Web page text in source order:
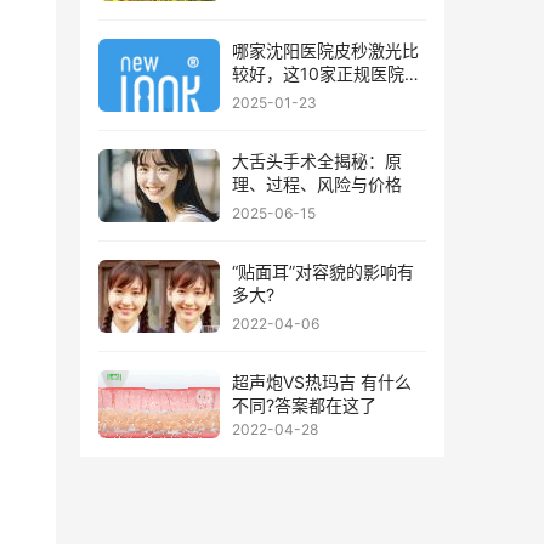
哪家沈阳医院皮秒激光比
较好，这10家正规医院值
得你看看
2025-01-23
大舌头手术全揭秘：原
理、过程、风险与价格
2025-06-15
“贴面耳”对容貌的影响有
多大?
2022-04-06
超声炮VS热玛吉 有什么
不同?答案都在这了
2022-04-28